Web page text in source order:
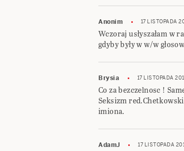
Anonim 17 LISTOPADA
Wczoraj usłyszałam w
gdyby były w w/w
Brysia 17 LISTOPADA
Co za bezczelnosc !
Seksizm
imiona.
AdamJ 17 LISTOPADA